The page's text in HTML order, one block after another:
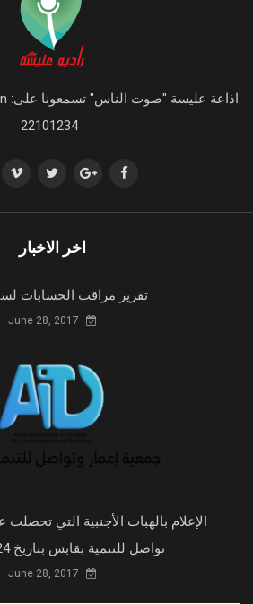
: 22101234
اخر الاخبار
تقرير مراقب الحسابات لسنة
الإعلام بالهبات الأجنبية التي تحصلت
تواصل للتنمية بقابس بتاريخ 15/08/2024.